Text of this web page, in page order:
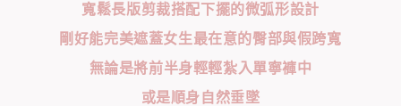
寬鬆長版剪裁搭配下擺的微弧形設計
剛好能完美遮蓋女生最在意的臀部與假跨寬
無論是將前半身輕輕紮入單寧褲中
或是順身自然垂墜